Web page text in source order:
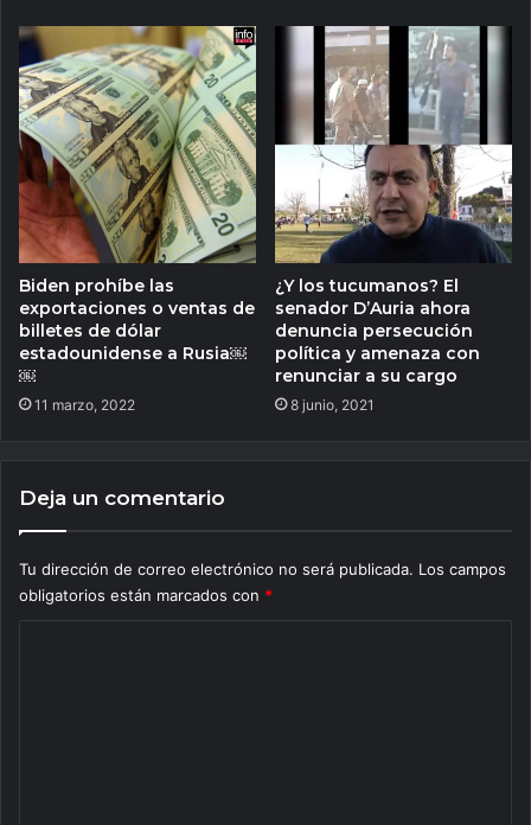
Biden prohíbe las
exportaciones o ventas de
billetes de dólar
estadounidense a Rusia￼
￼
11 marzo, 2022
¿Y los tucumanos? El
senador D’Auria ahora
denuncia persecución
política y amenaza con
renunciar a su cargo
8 junio, 2021
Deja un comentario
Tu dirección de correo electrónico no será publicada. Los campos
obligatorios están marcados con *